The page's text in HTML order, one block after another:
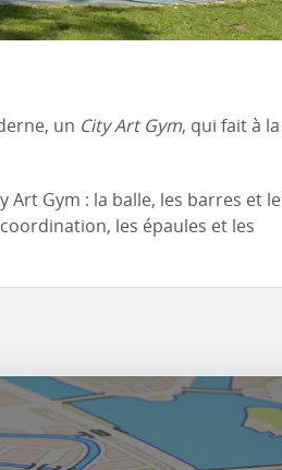
un City Art Gym, qui fait à la
Art Gym : la balle, les barres et le
les épaules et les